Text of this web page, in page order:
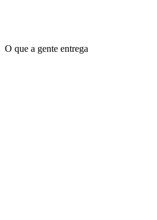
O que a gente entrega